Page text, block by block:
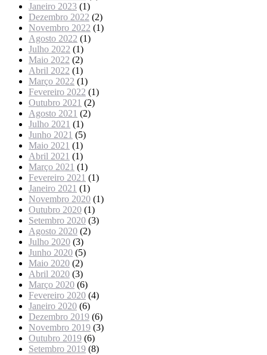
Janeiro 2023 (1)
Dezembro 2022 (2)
Novembro 2022 (1)
Agosto 2022 (1)
Julho 2022 (1)
Maio 2022 (2)
Abril 2022 (1)
Março 2022 (1)
Fevereiro 2022 (1)
Outubro 2021 (2)
Agosto 2021 (2)
Julho 2021 (1)
Junho 2021 (5)
Maio 2021 (1)
Abril 2021 (1)
Março 2021 (1)
Fevereiro 2021 (1)
Janeiro 2021 (1)
Novembro 2020 (1)
Outubro 2020 (1)
Setembro 2020 (3)
Agosto 2020 (2)
Julho 2020 (3)
Junho 2020 (5)
Maio 2020 (2)
Abril 2020 (3)
Março 2020 (6)
Fevereiro 2020 (4)
Janeiro 2020 (6)
Dezembro 2019 (6)
Novembro 2019 (3)
Outubro 2019 (6)
Setembro 2019 (8)